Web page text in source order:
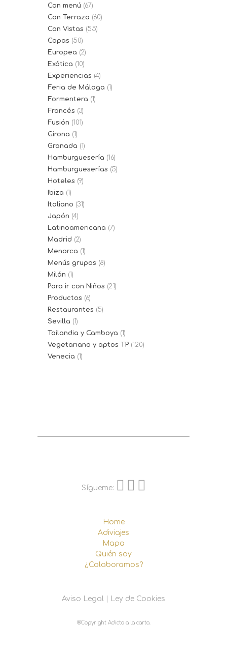
Con menú (67)
Con Terraza (60)
Con Vistas (55)
Copas (50)
Europea (2)
Exótica (10)
Experiencias (4)
Feria de Málaga (1)
Formentera (1)
Francés (3)
Fusión (101)
Girona (1)
Granada (1)
Hamburguesería (16)
Hamburgueserías (5)
Hoteles (9)
Ibiza (1)
Italiano (31)
Japón (4)
Latinoamericana (7)
Madrid (2)
Menorca (1)
Menús grupos (8)
Milán (1)
Para ir con Niños (21)
Productos (6)
Restaurantes (5)
Sevilla (1)
Tailandia y Camboya (1)
Vegetariano y aptos TP (120)
Venecia (1)
Sígueme:
Home
Adiviajes
Mapa
Quién soy
¿Colaboramos?
Aviso Legal Ley de Cookies
®Copyright Adicta a la carta.